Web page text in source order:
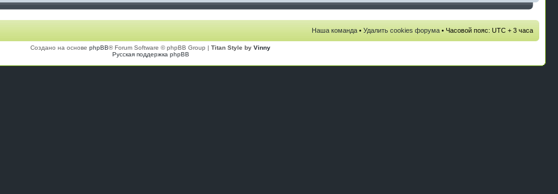
Наша команда • Удалить cookies форума • Часовой пояс: UTC + 3 часа
Создано на основе phpBB® Forum Software © phpBB Group | Titan Style by Vinny
Русская поддержка phpBB